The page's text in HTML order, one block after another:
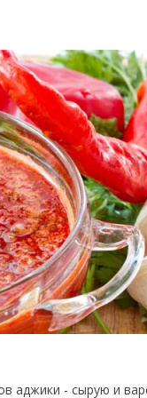
аджики - сырую и